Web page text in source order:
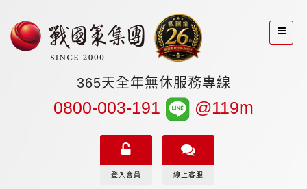
365天全年無休服務專線
0800-003-191 @119m
登入會員 線上客服